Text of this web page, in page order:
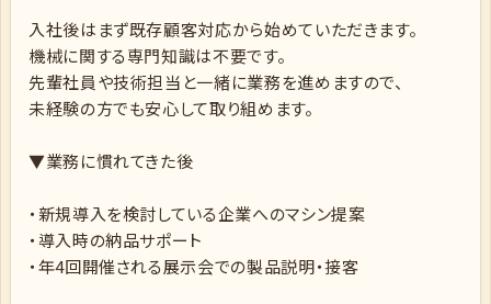
入社後はまず既存顧客対応から始めていただきます。
機械に関する専門知識は不要です。
先輩社員や技術担当と一緒に業務を進めますので、
未経験の方でも安心して取り組めます。
▼業務に慣れてきた後
・新規導入を検討している企業へのマシン提案
・導入時の納品サポート
・年4回開催される展示会での製品説明・接客